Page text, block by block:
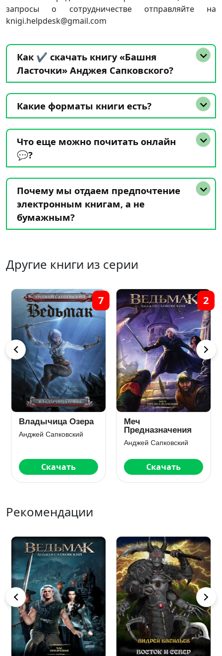
запросы о сотрудничестве отправляйте на
knigi.helpdesk@gmail.com
Как ✔️ скачать книгу «Башня
Ласточки» Анджея Сапковского?
Какие форматы книги есть?
Что еще можно почитать онлайн
💬?
Почему мы отдаем предпочтение
электронным книгам, а не
бумажным?
Другие книги из серии
Владычица Озера
Анджей Сапковский
Скачать
7
Меч
Предназначения
Анджей Сапковский
Скачать
2
Рекомендации